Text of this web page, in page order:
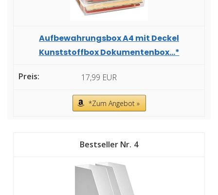
Aufbewahrungsbox A4 mit Deckel
Kunststoffbox Dokumentenbox...*
17,99 EUR
*Zum Angebot »
4